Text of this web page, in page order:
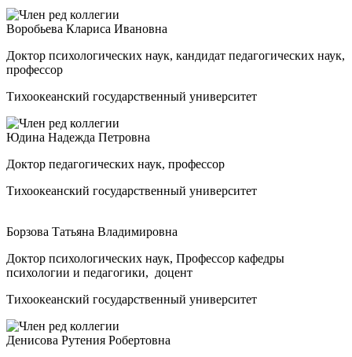
Воробьева Клариса Ивановна
Доктор психологических наук, кандидат педагогических наук,
профессор
Тихоокеанский государственный университет
Юдина Надежда Петровна
Доктор педагогических наук, профессор
Тихоокеанский государственный университет
Борзова Татьяна Владимировна
Доктор психологических наук, Профессор кафедры
психологии и педагогики, доцент
Тихоокеанский государственный университет
Денисова Рутения Робертовна